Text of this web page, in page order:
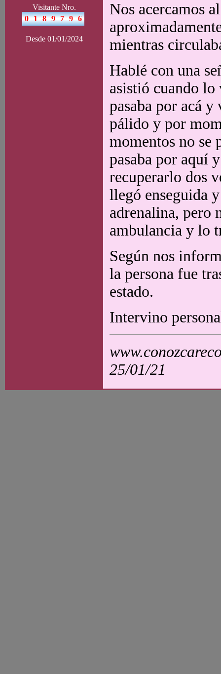
Visitante Nro.
Desde 01/01/2024
Nos acercamos
mientras
Hablé con una
asistió cuando lo
pasaba por acá
pálido y por
momentos no se
pasaba por aquí
recuperarlo dos
llegó enseguida
adrenalina, pero
ambulancia y lo
Según nos
la persona fue
estado.
Intervino
25/01/21